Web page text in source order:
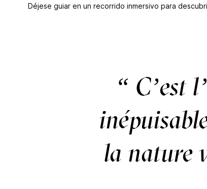
Déjese guiar en un recorrido inmersivo para
“ C’est
la nature